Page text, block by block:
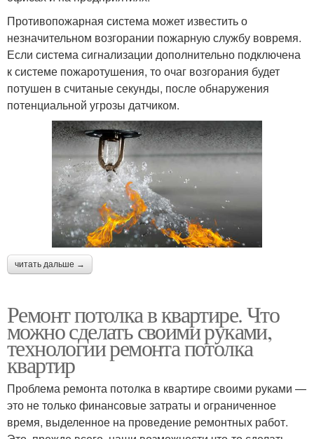
Противопожарная система может известить о
незначительном возгорании пожарную службу вовремя.
Если система сигнализации дополнительно подключена
к системе пожаротушения, то очаг возгорания будет
потушен в считаные секунды, после обнаружения
потенциальной угрозы датчиком.
читать дальше →
Ремонт потолка в квартире. Что
можно сделать своими руками,
технологии ремонта потолка
квартир
Проблема ремонта потолка в квартире своими руками —
это не только финансовые затраты и ограниченное
время, выделенное на проведение ремонтных работ.